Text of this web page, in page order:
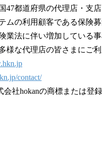
47都道府県の代理店・支
ムの利用顧客である保険
業法に伴い増加している
様な代理店の皆さまにご利
contact/
社hokanの商標または登録